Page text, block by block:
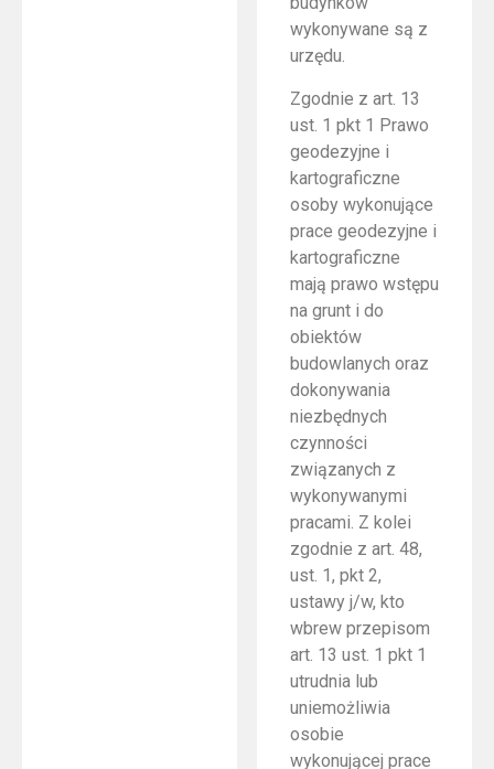
wykonywane są z
urzędu.
Zgodnie z art. 13
ust. 1 pkt 1 Prawo
geodezyjne i
kartograficzne
osoby wykonujące
prace geodezyjne i
kartograficzne
mają prawo wstępu
na grunt i do
obiektów
budowlanych oraz
dokonywania
niezbędnych
czynności
związanych z
wykonywanymi
pracami. Z kolei
zgodnie z art. 48,
ust. 1, pkt 2,
ustawy j/w, kto
wbrew przepisom
art. 13 ust. 1 pkt 1
utrudnia lub
uniemożliwia
osobie
wykonującej prace